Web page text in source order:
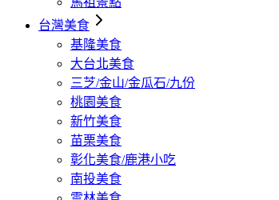
台灣美食
基隆美食
大台北美食
三芝/金山/金瓜石/九份
桃園美食
新竹美食
苗栗美食
彰化美食/鹿港小吃
南投美食